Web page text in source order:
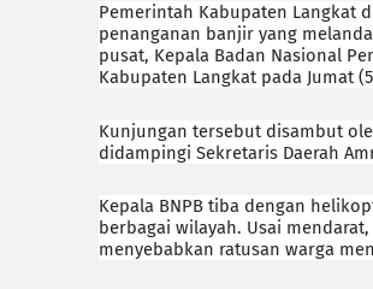
Pemerintah Kabupaten Langkat
penanganan banjir yang
pusat, Kepala Badan Nasional
Kabupaten Langkat pada Jumat
Kunjungan tersebut disambut
didampingi Sekretaris Daerah
Kepala BNPB tiba dengan
berbagai wilayah. Usai
menyebabkan ratusan warga